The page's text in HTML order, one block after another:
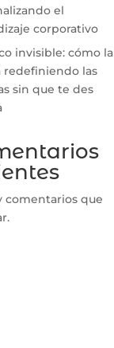
el
corporativo
invisible: cómo la
redefiniendo las
sin que te des
comentarios que